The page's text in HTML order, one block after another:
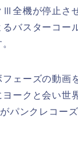
Ⅲ全機が停止さ
バスターコー
ェーズの動画
ークと会い世
パンクレコー